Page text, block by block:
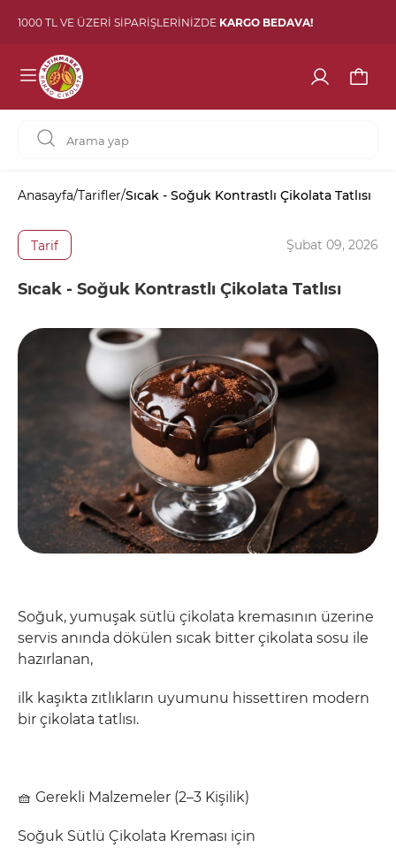
1000 TL VE ÜZERİ SİPARİŞLERİNİZDE KARGO BEDAVA!
Anasayfa/Tarifler/Sıcak - Soğuk Kontrastlı Çikolata Tatlısı
Tarif Şubat 09, 2026
Sıcak - Soğuk Kontrastlı Çikolata Tatlısı
Soğuk, yumuşak sütlü çikolata kremasının üzerine
servis anında dökülen sıcak bitter çikolata sosu ile
hazırlanan,
ilk kaşıkta zıtlıkların uyumunu hissettiren modern
bir çikolata tatlısı.
🧺 Gerekli Malzemeler (2–3 Kişilik)
Soğuk Sütlü Çikolata Kreması için